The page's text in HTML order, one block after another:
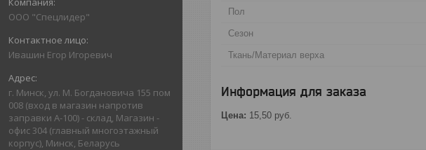
ООО "Спецлидер"
Ивашин Егор Игоревич
г. Минск, ул. М. Богдановича 155 пом
008 (вход в магазин напротив
заправки А-100) - склад, Магазин -
офис 304 (главный многоэтажный
корпус), Минск, Беларусь
Пол
Сезон
Ткань/Материал верха
Информация для заказа
Цена: 15,50 руб.